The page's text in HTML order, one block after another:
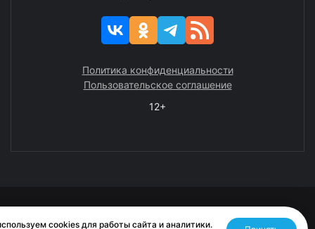
Политика конфиденциальности
Пользовательское соглашение
12+
cookies для работы сайта и аналитики.